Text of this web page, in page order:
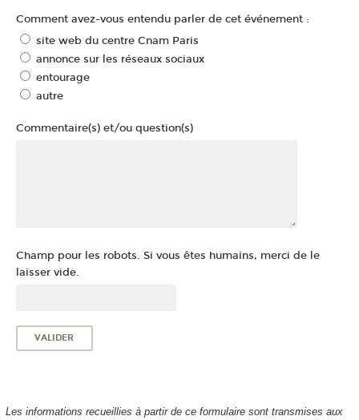
Comment avez-vous entendu parler de cet événement :
site web du centre Cnam Paris
annonce sur les réseaux sociaux
entourage
autre
Commentaire(s) et/ou question(s)
Champ pour les robots. Si vous êtes humains, merci de le
laisser vide.
Les informations recueillies à partir de ce formulaire sont transmises aux